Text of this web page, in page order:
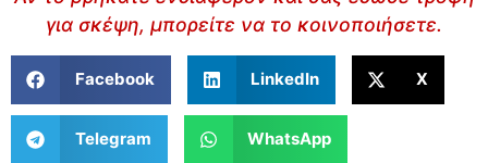
για σκέψη, μπορείτε να το κοινοποιήσετε.
Facebook LinkedIn X
Telegram WhatsApp